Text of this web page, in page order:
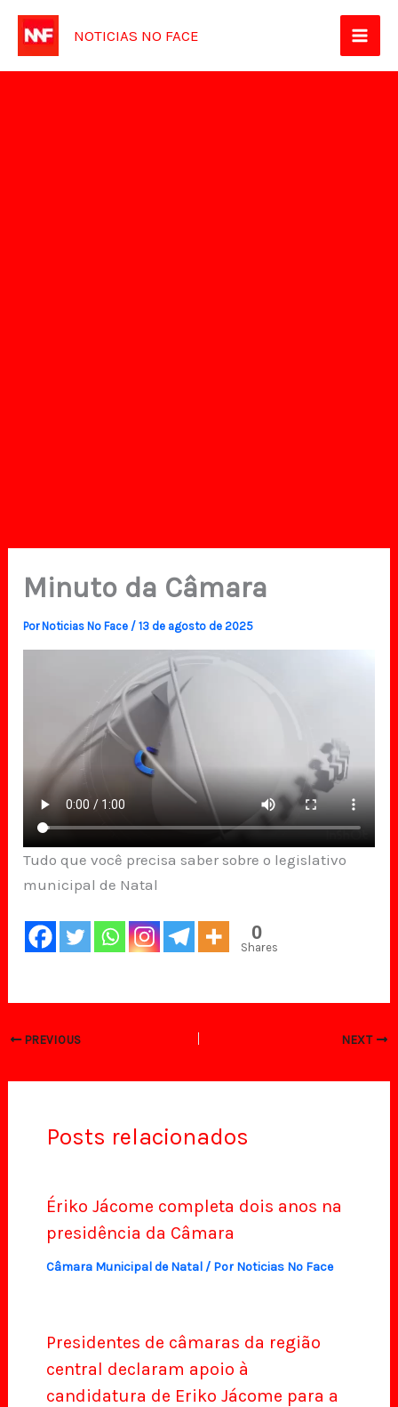
para
NOTICIAS NO FACE
Minuto da Câmara
PorNoticias No Face /13 de agosto de 2025
Tudo que você precisa saber sobre o legislativo
municipal de Natal
0
Shares
PREVIOUS NEXT
Posts relacionados
Ériko Jácome completa dois anos na
presidência da Câmara
Câmara Municipal de Natal/ Por Noticias No Face
Presidentes de câmaras da região
central declaram apoio à
candidatura de Eriko Jácome para a